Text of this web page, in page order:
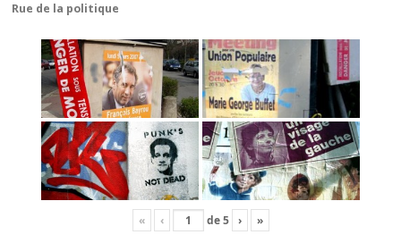
Rue de la politique
« ‹ de5 › »